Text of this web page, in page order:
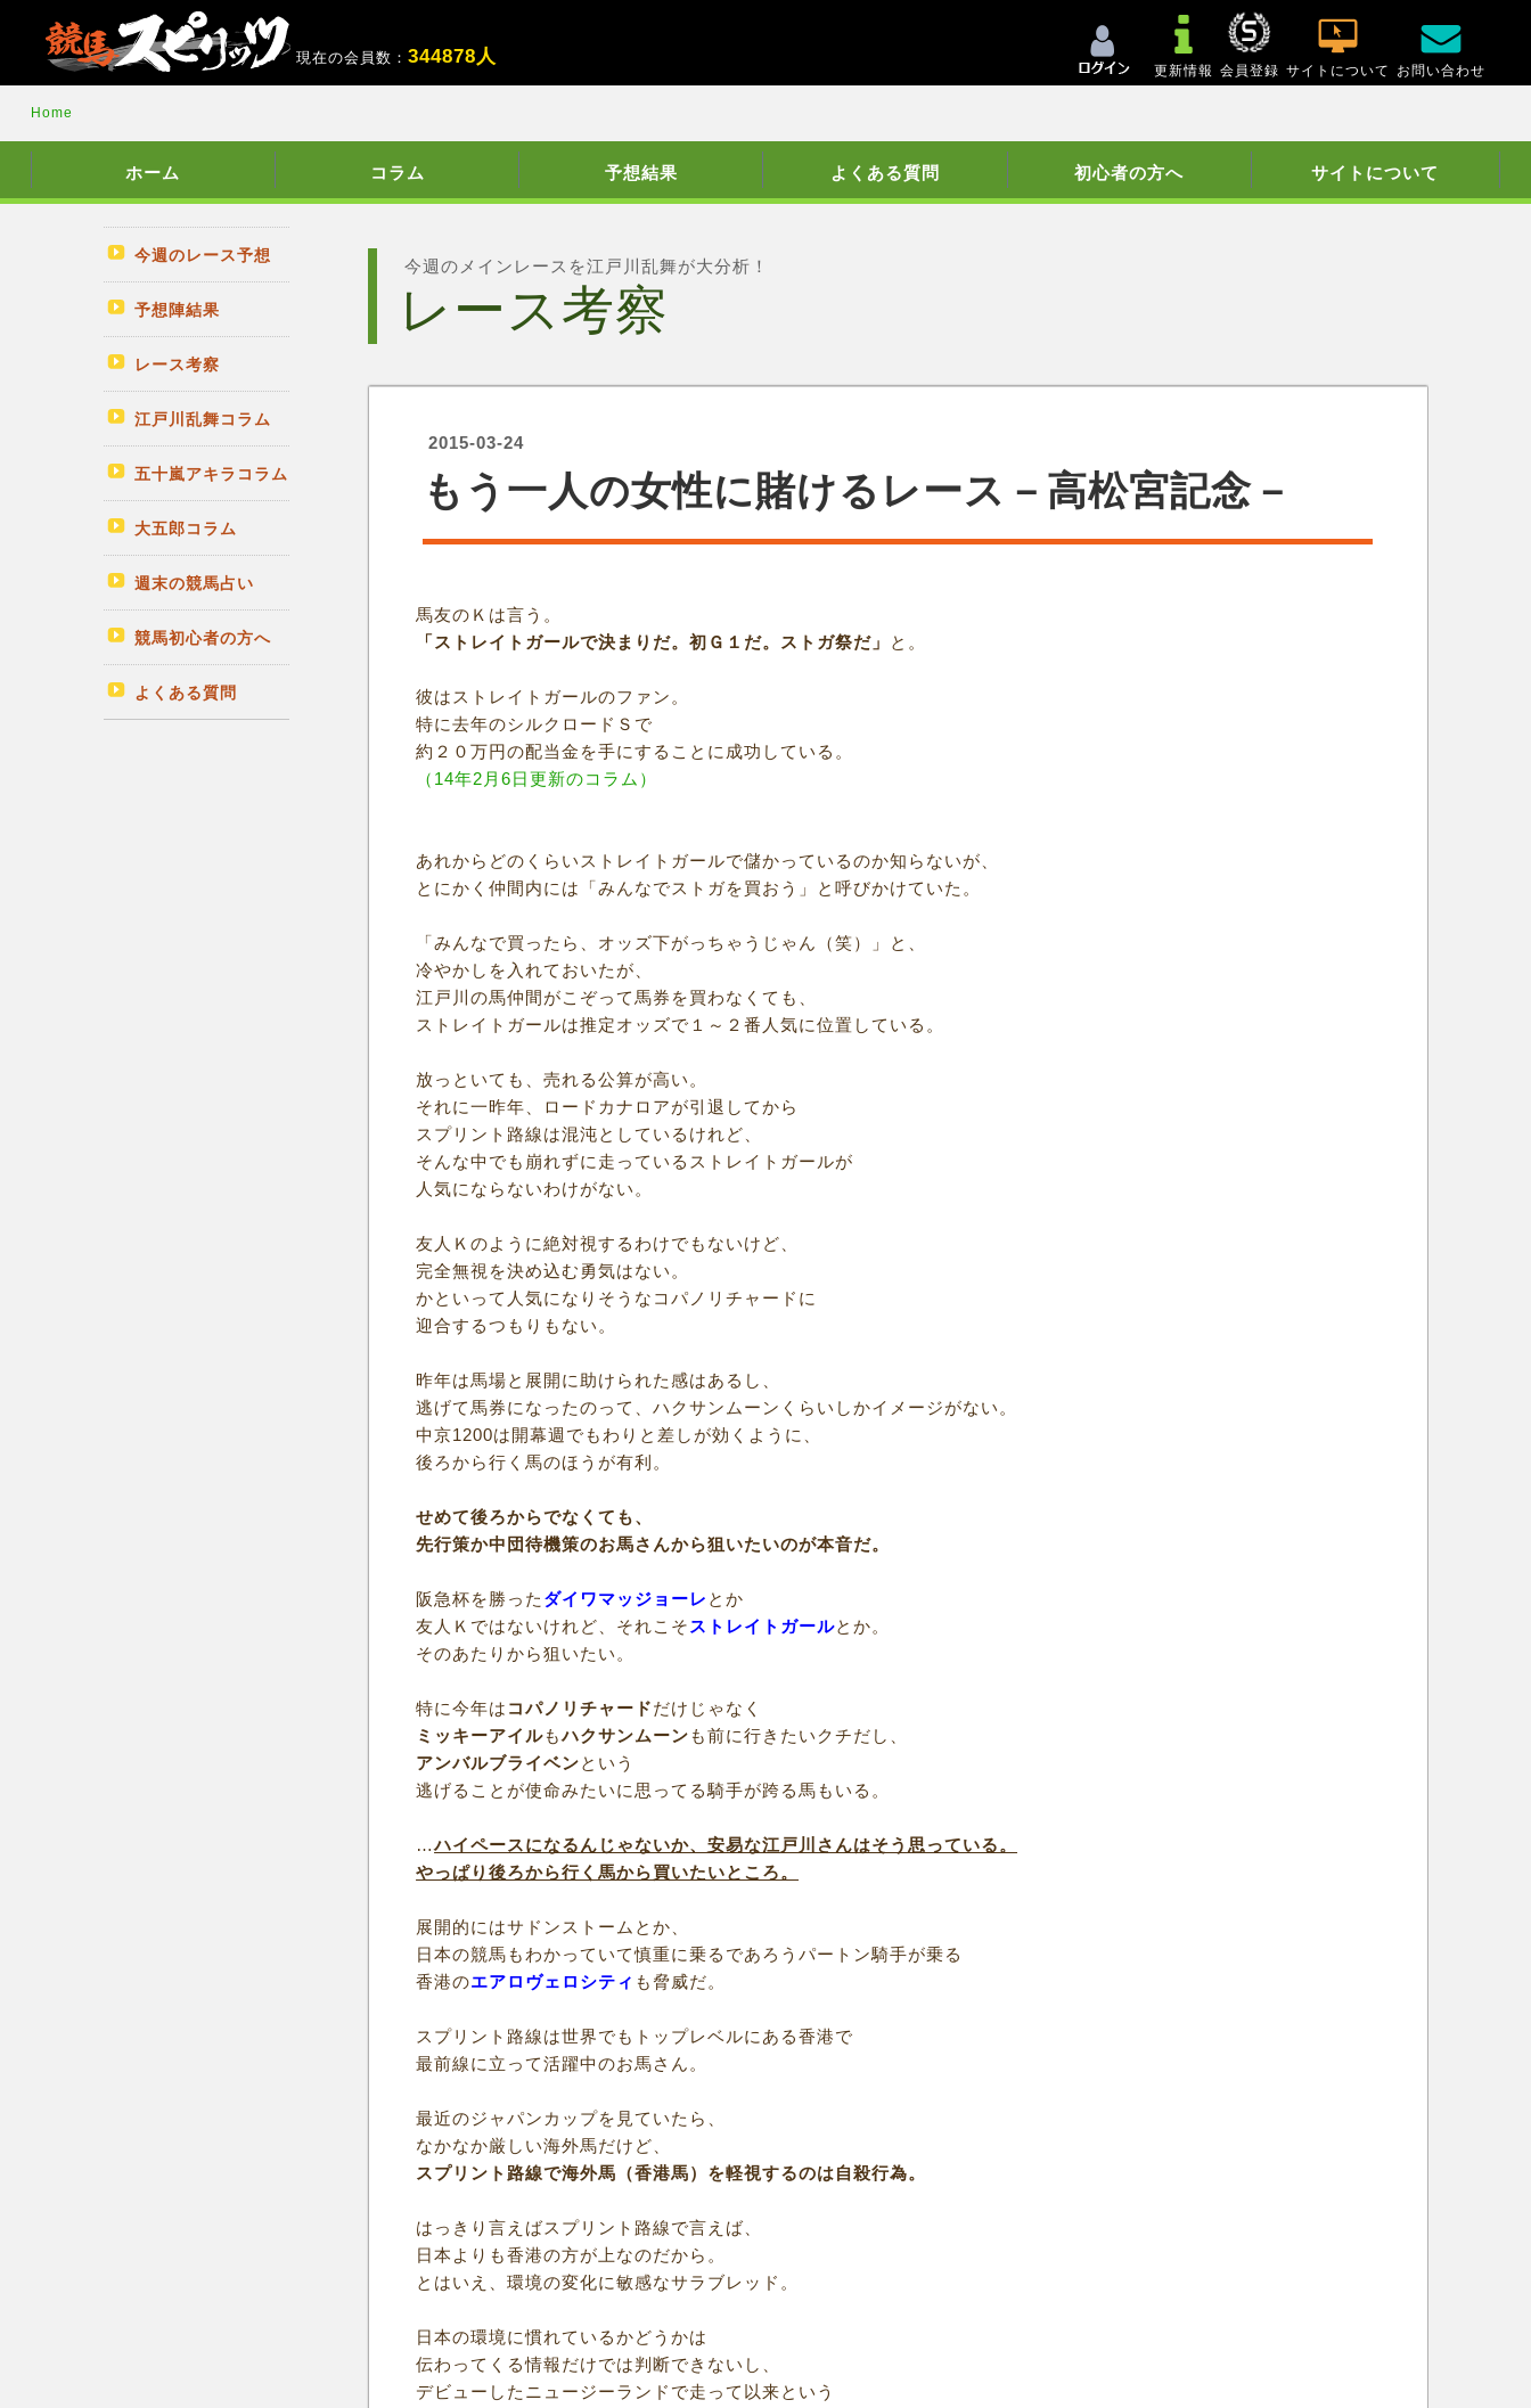
現在の会員数：344878人
更新情報 会員登録 サイトについて お問い合わせ
Home
ホーム コラム 予想結果 よくある質問 初心者の方へ サイトについて
今週のレース予想
予想陣結果
レース考察
江戸川乱舞コラム
五十嵐アキラコラム
大五郎コラム
週末の競馬占い
競馬初心者の方へ
よくある質問
今週のメインレースを江戸川乱舞が大分析！
レース考察
2015-03-24
もう一人の女性に賭けるレース－高松宮記念－
馬友のＫは言う。
「ストレイトガールで決まりだ。初Ｇ１だ。ストガ祭だ」
と。
彼はストレイトガールのファン。
特に去年のシルクロードＳで
約２０万円の配当金を手にすることに成功している。
（14年2月6日更新のコラム）
あれからどのくらいストレイトガールで儲かっているのか知らないが、
とにかく仲間内には「みんなでストガを買おう」と呼びかけていた。
「みんなで買ったら、オッズ下がっちゃうじゃん（笑）」と、
冷やかしを入れておいたが、
江戸川の馬仲間がこぞって馬券を買わなくても、
ストレイトガールは推定オッズで１～２番人気に位置している。
放っといても、売れる公算が高い。
それに一昨年、ロードカナロアが引退してから
スプリント路線は混沌としているけれど、
そんな中でも崩れずに走っているストレイトガールが
人気にならないわけがない。
友人Ｋのように絶対視するわけでもないけど、
完全無視を決め込む勇気はない。
かといって人気になりそうなコパノリチャードに
迎合するつもりもない。
昨年は馬場と展開に助けられた感はあるし、
逃げて馬券になったのって、ハクサンムーンくらいしかイメージがない。
中京1200は開幕週でもわりと差しが効くように、
後ろから行く馬のほうが有利。
せめて後ろからでなくても、
先行策か中団待機策のお馬さんから狙いたいのが本音だ。
阪急杯を勝った ダイワマッジョーレ とか
友人Ｋではないけれど、それこそストレイトガールとか。
そのあたりから狙いたい。
特に今年は コパノリチャードだけじゃなく
ミッキーアイルもハクサンムーンも前に行きたいクチだし、
アンバルブライベンという
逃げることが使命みたいに思ってる騎手が跨る馬もいる。
…ハイペースになるんじゃないか、安易な江戸川さんはそう思っている。
やっぱり後ろから行く馬から買いたいところ。
展開的にはサドンストームとか、
日本の競馬もわかっていて慎重に乗るであろうパートン騎手が乗る
香港のエアロヴェロシティ も脅威だ。
スプリント路線は世界でもトップレベルにある香港で
最前線に立って活躍中のお馬さん。
最近のジャパンカップを見ていたら、
なかなか厳しい海外馬だけど、
スプリント路線で海外馬（香港馬）を軽視するのは自殺行為。
はっきり言えばスプリント路線で言えば、
日本よりも香港の方が上なのだから。
とはいえ、環境の変化に敏感なサラブレッド。
日本の環境に慣れているかどうかは
伝わってくる情報だけでは判断できないし、
デビューしたニュージーランドで走って以来という